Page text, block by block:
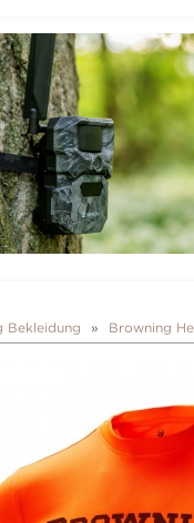
Bekleidung Browning